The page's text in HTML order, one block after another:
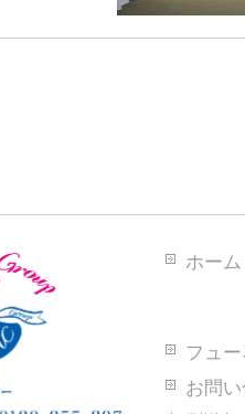
ホーム
フュ
お問